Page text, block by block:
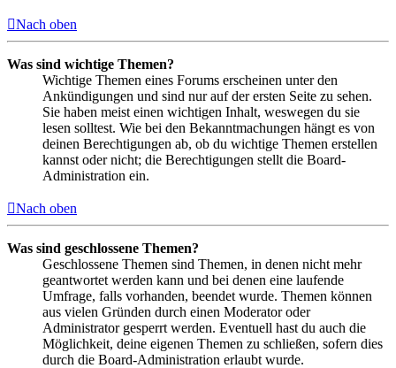
Nach oben
Was sind wichtige Themen?
Wichtige Themen eines Forums erscheinen unter den
Ankündigungen und sind nur auf der ersten Seite zu sehen.
Sie haben meist einen wichtigen Inhalt, weswegen du sie
lesen solltest. Wie bei den Bekanntmachungen hängt es von
deinen Berechtigungen ab, ob du wichtige Themen erstellen
kannst oder nicht; die Berechtigungen stellt die Board-
Administration ein.
Nach oben
Was sind geschlossene Themen?
Geschlossene Themen sind Themen, in denen nicht mehr
geantwortet werden kann und bei denen eine laufende
Umfrage, falls vorhanden, beendet wurde. Themen können
aus vielen Gründen durch einen Moderator oder
Administrator gesperrt werden. Eventuell hast du auch die
Möglichkeit, deine eigenen Themen zu schließen, sofern dies
durch die Board-Administration erlaubt wurde.